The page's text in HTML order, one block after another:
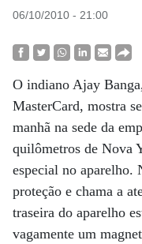
06/10/2010 - 21:00
O indiano Ajay
MasterCard, mostra
manhã na sede da
quilômetros de Nova
especial no aparelho.
proteção e chama a
traseira do aparelho
vagamente um